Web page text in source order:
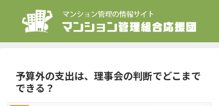
予算外の支出は、理事会の判断でどこまで
できる？